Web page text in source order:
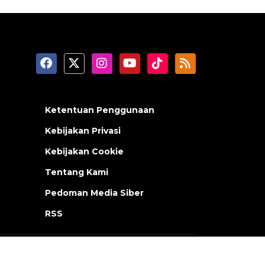
Ketentuan Penggunaan
Kebijakan Privasi
Kebijakan Cookie
Tentang Kami
Pedoman Media Siber
RSS